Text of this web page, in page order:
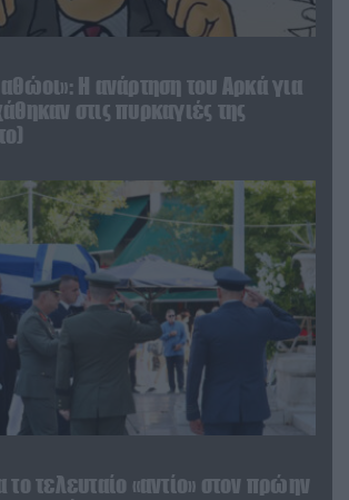
Η ανάρτηση του Αρκά για
στις πυρκαγιές της
τελευταίο «αντίο» στον πρώην